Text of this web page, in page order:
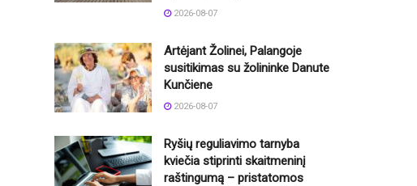
2026-08-07
Artėjant Žolinei, Palangoje
susitikimas su žolininke Danute
Kunčiene
2026-08-07
Ryšių reguliavimo tarnyba
kviečia stiprinti skaitmeninį
raštingumą – pristatomos